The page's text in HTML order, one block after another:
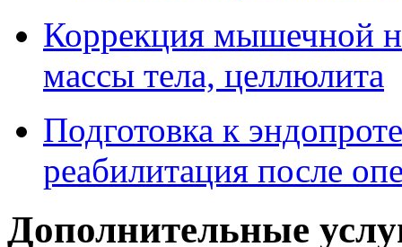
Коррекция мышечной
массы тела, целлюлита
Подготовка к
реабилитация после
Дополнительные